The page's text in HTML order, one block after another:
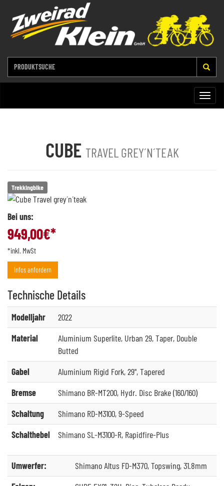
Toggle
CUBE TRAVEL GREY´N´TEAK
Trekkingbike
Bei uns:
949,00€*
*inkl. MwSt
Infos anfordern
Technische Details
Modelljahr
2022
Material
Aluminium Superlite, Urban 29, Taper, Double
Butted
Gabel
Aluminium Rigid Fork, 29", Tapered
Bremse
Shimano BR-MT200, Hydr. Disc Brake (160/160)
Schaltung
Shimano RD-M3100, 9-Speed
Schalthebel
Shimano SL-M3100-R, Rapidfire-Plus
Umwerfer:
Shimano Altus FD-M370, Topswing, 31.8mm